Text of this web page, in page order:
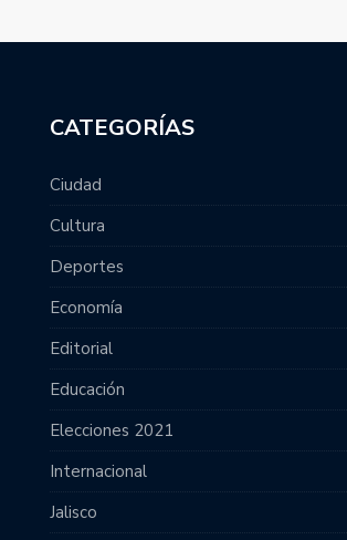
CATEGORÍAS
Ciudad
Cultura
Deportes
Economía
Editorial
Educación
Elecciones 2021
Internacional
Jalisco